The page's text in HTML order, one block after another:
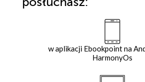
w aplikacji Ebookpoint na
HarmonyOs